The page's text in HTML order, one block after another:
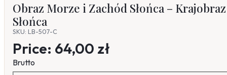
Obraz Morze i Zachód Słońca –
Słońca
SKU: LB-507-C
Price: 64,00 zł
Brutto